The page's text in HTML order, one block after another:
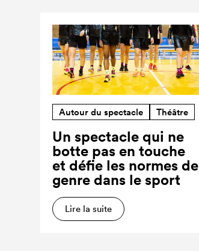
Autour du spectacle Théâtre
Un spectacle qui ne
botte pas en touche
et défie les normes de
genre dans le sport
Lire la suite